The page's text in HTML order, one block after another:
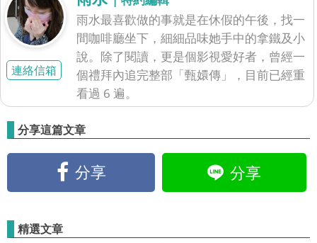
連絡信箱
雨水最喜歡做的事就是在休假的午後，找一
間咖啡廳坐下，細細品味她手中的拿鐵及小
說。除了閱讀，更是個影視愛好者，曾經一
個禮拜內追完整部「甄嬛傳」，目前已經重
看過 6 遍。
分享這篇文章
分享 分享
精選文章